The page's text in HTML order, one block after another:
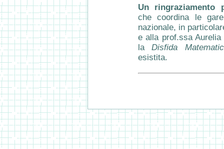
Un ringraziamento
che coordina le
nazionale, in
e alla prof.ssa
laDisfida
esistita.